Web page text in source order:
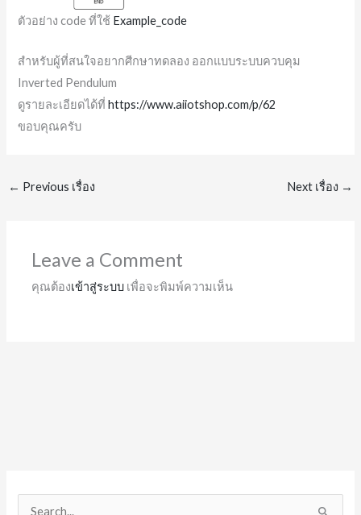
ตัวอย่าง code ที่ใช้ Example_code
สำหรับผู้ที่สนใจอยากศีกษาทดลอง ออกแบบระบบควบคุม
Inverted Pendulum
ดูรายละเอียดได้ที่https://www.aiiotshop.com/p/62
ขอบคุณครับ
← Previous เรื่อง Next เรื่อง →
Leave a Comment
คุณต้องเข้าสู่ระบบ เพื่อจะพิมพ์ความเห็น